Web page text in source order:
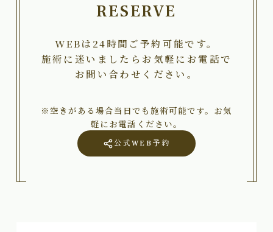
RESERVE
WEBは24時間ご予約可能です。
施術に迷いましたらお気軽にお電話で
お問い合わせください。
※空きがある場合当日でも施術可能です。お気
軽にお電話ください。
公式WEB予約